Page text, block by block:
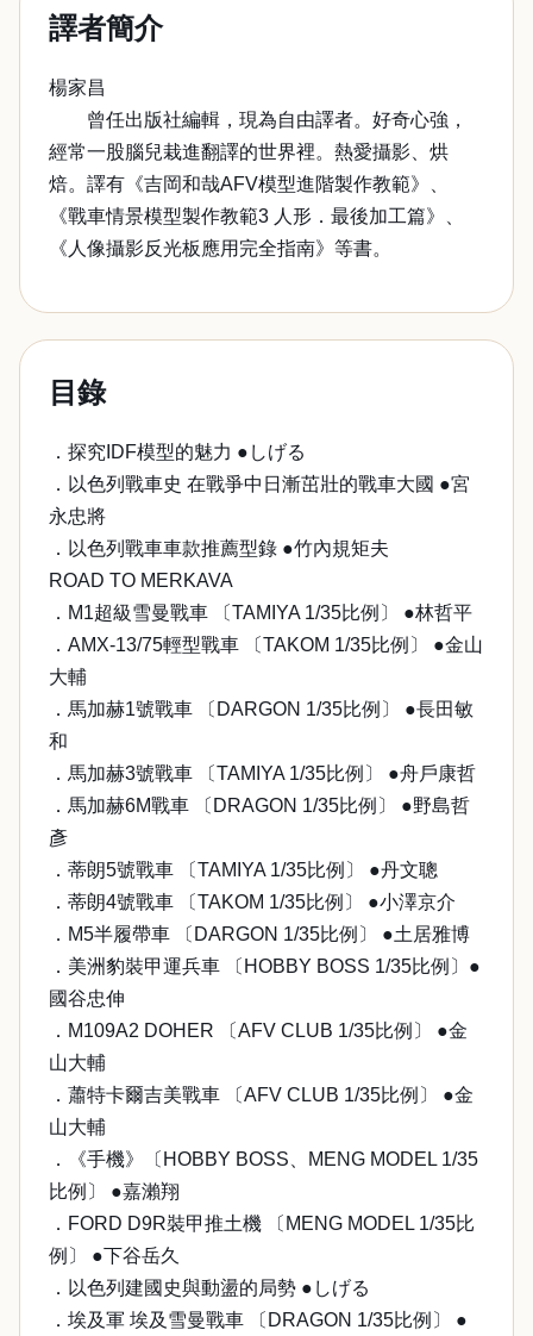
譯者簡介
楊家昌
曾任出版社編輯，現為自由譯者。好奇心強，
經常一股腦兒栽進翻譯的世界裡。熱愛攝影、烘
焙。譯有《吉岡和哉AFV模型進階製作教範》、
《戰車情景模型製作教範3 人形．最後加工篇》、
《人像攝影反光板應用完全指南》等書。
目錄
．探究IDF模型的魅力 ●しげる
．以色列戰車史 在戰爭中日漸茁壯的戰車大國 ●宮
永忠將
．以色列戰車車款推薦型錄 ●竹內規矩夫
ROAD TO MERKAVA
．M1超級雪曼戰車 〔TAMIYA 1/35比例〕 ●林哲平
．AMX-13/75輕型戰車 〔TAKOM 1/35比例〕 ●金山
大輔
．馬加赫1號戰車 〔DARGON 1/35比例〕 ●長田敏
和
．馬加赫3號戰車 〔TAMIYA 1/35比例〕 ●舟戶康哲
．馬加赫6M戰車 〔DRAGON 1/35比例〕 ●野島哲
彥
．蒂朗5號戰車 〔TAMIYA 1/35比例〕 ●丹文聰
．蒂朗4號戰車 〔TAKOM 1/35比例〕 ●小澤京介
．M5半履帶車 〔DARGON 1/35比例〕 ●土居雅博
．美洲豹裝甲運兵車 〔HOBBY BOSS 1/35比例〕●
國谷忠伸
．M109A2 DOHER 〔AFV CLUB 1/35比例〕 ●金
山大輔
．蕭特卡爾吉美戰車 〔AFV CLUB 1/35比例〕 ●金
山大輔
．《手機》〔HOBBY BOSS、MENG MODEL 1/35
比例〕 ●嘉瀨翔
．FORD D9R裝甲推土機 〔MENG MODEL 1/35比
例〕 ●下谷岳久
．以色列建國史與動盪的局勢 ●しげる
．埃及軍 埃及雪曼戰車 〔DRAGON 1/35比例〕 ●